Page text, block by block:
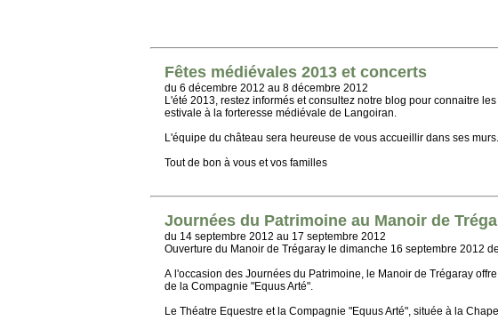
Fêtes médiévales 2013 et concerts
du 6 décembre 2012 au 8 décembre 2012
L'été 2013, restez informés et consultez notre blog pour connaitre
estivale à la forteresse médiévale de Langoiran.
L'équipe du château sera heureuse de vous accueillir dans ses murs.
Tout de bon à vous et vos familles
Journées du Patrimoine au Manoir de
du 14 septembre 2012 au 17 septembre 2012
Ouverture du Manoir de Trégaray le dimanche 16 septembre 2012
A l'occasion des Journées du Patrimoine, le Manoir de Trégaray
de la Compagnie "Equus Arté".
Le Théatre Equestre et la Compagnie "Equus Arté", située à la